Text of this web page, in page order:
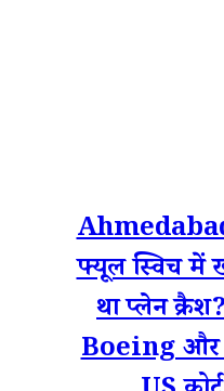
फ्यूल स्विच में
था प्लेन
Boeing